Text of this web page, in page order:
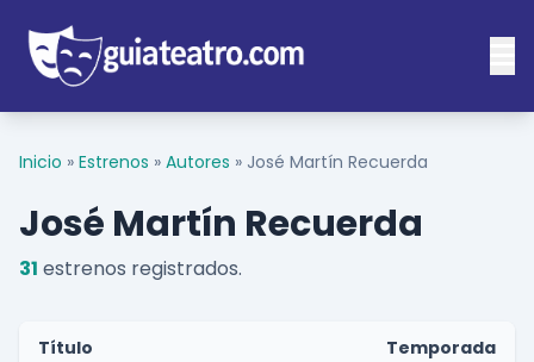
Inicio » Estrenos » Autores » José Martín Recuerda
José Martín Recuerda
31 estrenos registrados.
Título Temporada